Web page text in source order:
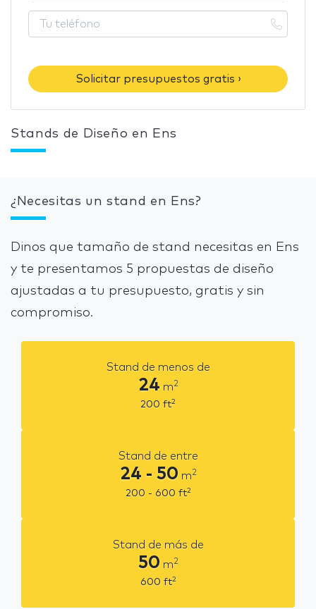
Solicitar presupuestos gratis ›
Stands de Diseño en Ens
¿Necesitas un stand en Ens?
Dinos que tamaño de stand necesitas en Ens
y te presentamos 5 propuestas de diseño
ajustadas a tu presupuesto, gratis y sin
compromiso.
Stand de menos de
24 m2
200 ft2
Stand de entre
24 - 50 m2
200 - 600 ft2
Stand de más de
50 m2
600 ft2